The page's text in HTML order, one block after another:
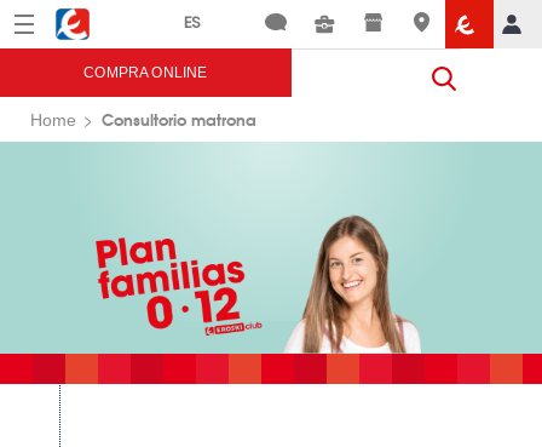
Menú Eroski
COMPRA ONLINE
Home Consultorio matrona